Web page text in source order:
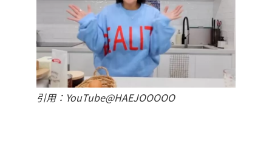
引用：YouTube@HAEJOOOOO